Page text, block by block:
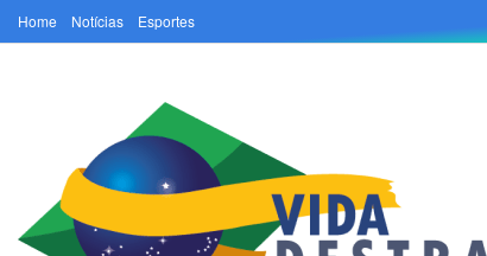
Home Notícias Esportes